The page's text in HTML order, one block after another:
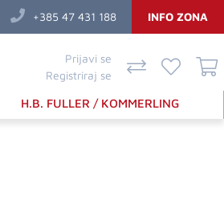
+385 47 431 188 INFO ZONA
Prijavi se
Registriraj se
H.B. FULLER / KOMMERLING